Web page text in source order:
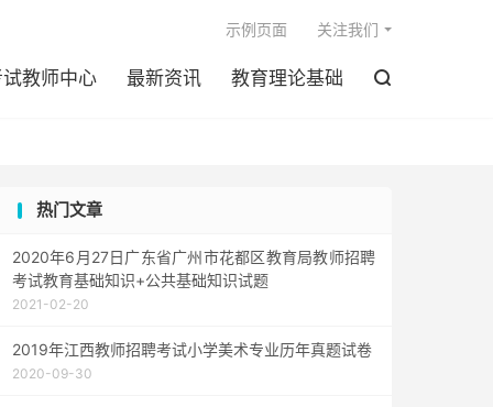
教师中心 最新资讯 教育理论基础 
示例页面 关注我们
热门文章
2020年6月27日广东省广州市花都区教育局教师招聘
考试教育基础知识+公共基础知识试题
2021-02-20
2019年江西教师招聘考试小学美术专业历年真题试卷
2020-09-30